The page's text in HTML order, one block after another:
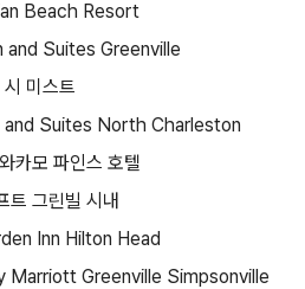
Beach Resort
and Suites Greenville
시 미스트
and Suites North Charleston
카모 파인스 호텔
트 그린빌 시내
Inn Hilton Head
Marriott Greenville Simpsonville